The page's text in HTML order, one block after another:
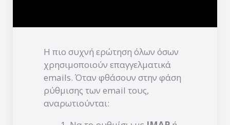
Η πιο συχνή ερώτηση όλων όσων
χρησιμοποιούν επαγγελματικά
emails. Όταν φθάσουν στην φάση
ρύθμισης των email τους,
αναρωτιούνται: